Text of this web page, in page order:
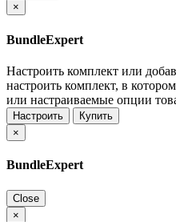
×
BundleExpert
Настроить комплект или
настроить комплект, в
или настраиваемые опции
Настроить
Купить
×
BundleExpert
Close
×